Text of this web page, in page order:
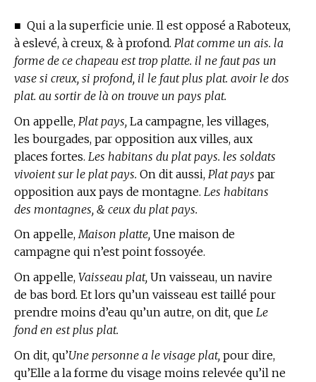
■ Qui a la superficie unie. Il est opposé a Raboteux,
à eslevé, à creux, & à profond. Plat comme un ais. la
forme de ce chapeau est trop platte. il ne faut pas un
vase si creux, si profond, il le faut plus plat. avoir le dos
plat. au sortir de là on trouve un pays plat.
On appelle, Plat pays, La campagne, les villages,
les bourgades, par opposition aux villes, aux
places fortes. Les habitans du plat pays. les soldats
vivoient sur le plat pays. On dit aussi, Plat pays par
opposition aux pays de montagne. Les habitans
des montagnes, & ceux du plat pays.
On appelle,Maison platte, Une maison de
campagne qui n’est point fossoyée.
On appelle, Vaisseau plat, Un vaisseau, un navire
de bas bord. Et lors qu’un vaisseau est taillé pour
prendre moins d’eau qu’un autre, on dit, que Le
fond en est plus plat.
On dit, qu’Une personne a le visage plat, pour dire,
qu’Elle a la forme du visage moins relevée qu’il ne